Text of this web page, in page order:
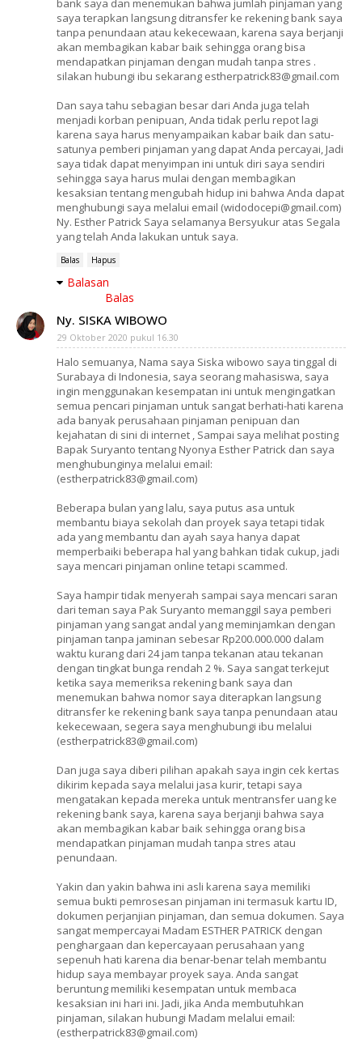
bank saya dan menemukan bahwa jumlah pinjaman yang
saya terapkan langsung ditransfer ke rekening bank saya
tanpa penundaan atau kekecewaan, karena saya berjanji
akan membagikan kabar baik sehingga orang bisa
mendapatkan pinjaman dengan mudah tanpa stres .
silakan hubungi ibu sekarang estherpatrick83@gmail.com
Dan saya tahu sebagian besar dari Anda juga telah
menjadi korban penipuan, Anda tidak perlu repot lagi
karena saya harus menyampaikan kabar baik dan satu-
satunya pemberi pinjaman yang dapat Anda percayai, Jadi
saya tidak dapat menyimpan ini untuk diri saya sendiri
sehingga saya harus mulai dengan membagikan
kesaksian tentang mengubah hidup ini bahwa Anda dapat
menghubungi saya melalui email (widodocepi@gmail.com)
Ny. Esther Patrick Saya selamanya Bersyukur atas Segala
yang telah Anda lakukan untuk saya.
Balas Hapus
Balasan
Balas
Ny. SISKA WIBOWO
29 Oktober 2020 pukul 16.30
Halo semuanya, Nama saya Siska wibowo saya tinggal di
Surabaya di Indonesia, saya seorang mahasiswa, saya
ingin menggunakan kesempatan ini untuk mengingatkan
semua pencari pinjaman untuk sangat berhati-hati karena
ada banyak perusahaan pinjaman penipuan dan
kejahatan di sini di internet , Sampai saya melihat posting
Bapak Suryanto tentang Nyonya Esther Patrick dan saya
menghubunginya melalui email:
(estherpatrick83@gmail.com)
Beberapa bulan yang lalu, saya putus asa untuk
membantu biaya sekolah dan proyek saya tetapi tidak
ada yang membantu dan ayah saya hanya dapat
memperbaiki beberapa hal yang bahkan tidak cukup, jadi
saya mencari pinjaman online tetapi scammed.
Saya hampir tidak menyerah sampai saya mencari saran
dari teman saya Pak Suryanto memanggil saya pemberi
pinjaman yang sangat andal yang meminjamkan dengan
pinjaman tanpa jaminan sebesar Rp200.000.000 dalam
waktu kurang dari 24 jam tanpa tekanan atau tekanan
dengan tingkat bunga rendah 2 %. Saya sangat terkejut
ketika saya memeriksa rekening bank saya dan
menemukan bahwa nomor saya diterapkan langsung
ditransfer ke rekening bank saya tanpa penundaan atau
kekecewaan, segera saya menghubungi ibu melalui
(estherpatrick83@gmail.com)
Dan juga saya diberi pilihan apakah saya ingin cek kertas
dikirim kepada saya melalui jasa kurir, tetapi saya
mengatakan kepada mereka untuk mentransfer uang ke
rekening bank saya, karena saya berjanji bahwa saya
akan membagikan kabar baik sehingga orang bisa
mendapatkan pinjaman mudah tanpa stres atau
penundaan.
Yakin dan yakin bahwa ini asli karena saya memiliki
semua bukti pemrosesan pinjaman ini termasuk kartu ID,
dokumen perjanjian pinjaman, dan semua dokumen. Saya
sangat mempercayai Madam ESTHER PATRICK dengan
penghargaan dan kepercayaan perusahaan yang
sepenuh hati karena dia benar-benar telah membantu
hidup saya membayar proyek saya. Anda sangat
beruntung memiliki kesempatan untuk membaca
kesaksian ini hari ini. Jadi, jika Anda membutuhkan
pinjaman, silakan hubungi Madam melalui email:
(estherpatrick83@gmail.com)